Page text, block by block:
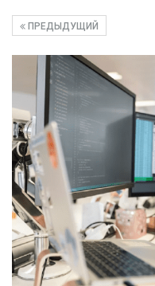
ПРЕДЫДУЩИЙ